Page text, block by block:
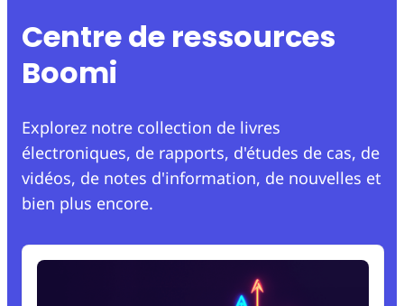
Centre de ressources
Boomi
Explorez notre collection de livres
électroniques, de rapports, d'études de cas, de
vidéos, de notes d'information, de nouvelles et
bien plus encore.